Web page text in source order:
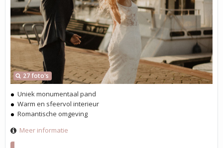
27 foto's
Uniek monumentaal pand
Warm en sfeervol interieur
Romantische omgeving
Meer informatie